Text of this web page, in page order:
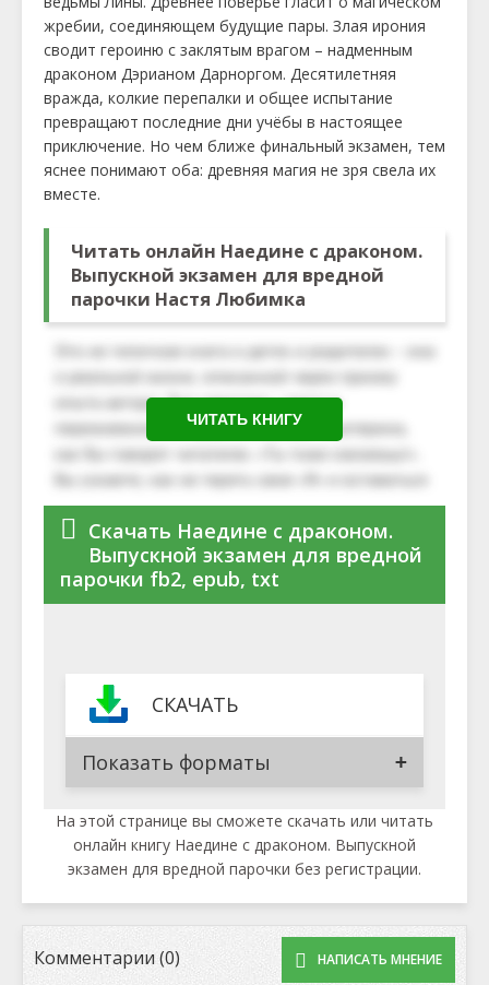
жребии, соединяющем будущие пары. Злая ирония
сводит героиню с заклятым врагом – надменным
драконом Дэрианом Дарноргом. Десятилетняя
вражда, колкие перепалки и общее испытание
превращают последние дни учёбы в настоящее
приключение. Но чем ближе финальный экзамен, тем
яснее понимают оба: древняя магия не зря свела их
вместе.
Читать онлайн Наедине с драконом.
Выпускной экзамен для вредной
парочки Настя Любимка
ЧИТАТЬ КНИГУ
Скачать Наедине с драконом.
Выпускной экзамен для вредной
парочки fb2, epub, txt
СКАЧАТЬ
Показать форматы
На этой странице вы сможете скачать или читать
онлайн книгу Наедине с драконом. Выпускной
экзамен для вредной парочки без регистрации.
Комментарии (0) НАПИСАТЬ МНЕНИЕ